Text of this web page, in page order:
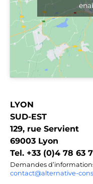
LYON
SUD-EST
129, rue Servient
69003 Lyon
Tel. +33 (0)4 78 63
Demandes
contact@alternative-